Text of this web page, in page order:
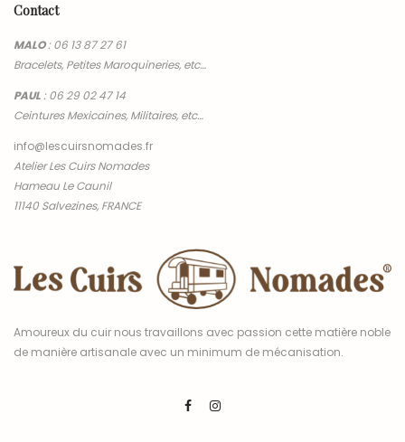
Contact
MALO:06 13 87 27 61
Bracelets, Petites Maroquineries, etc…
PAUL:06 29 02 47 14
Ceintures Mexicaines, Militaires, etc…
info@lescuirsnomades.fr
Atelier Les Cuirs Nomades
Hameau Le Caunil
11140 Salvezines, FRANCE
Amoureux du cuir nous travaillons avec passion cette matière noble
de manière artisanale avec un minimum de mécanisation.